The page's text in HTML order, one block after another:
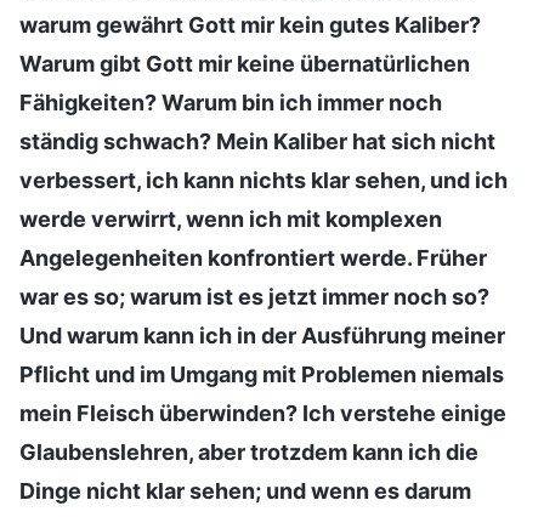
warum gewährt Gott mir kein gutes Kaliber?
Warum gibt Gott mir keine übernatürlichen
Fähigkeiten? Warum bin ich immer noch
ständig schwach? Mein Kaliber hat sich nicht
verbessert, ich kann nichts klar sehen, und ich
werde verwirrt, wenn ich mit komplexen
Angelegenheiten konfrontiert werde. Früher
war es so; warum ist es jetzt immer noch so?
Und warum kann ich in der Ausführung meiner
Pflicht und im Umgang mit Problemen niemals
mein Fleisch überwinden? Ich verstehe einige
Glaubenslehren, aber trotzdem kann ich die
Dinge nicht klar sehen; und wenn es darum